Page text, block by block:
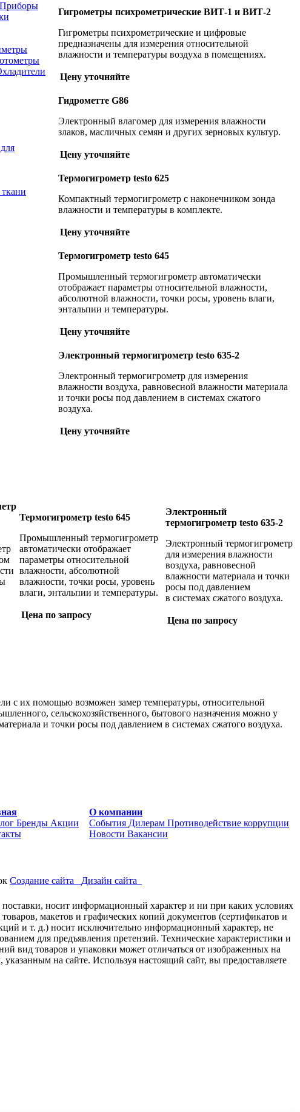
Приборы
Гигрометры психрометрические ВИТ-1 и ВИТ-2
Гигрометры психрометрические и цифровые
предназначены для измерения относительной
влажности и температуры воздуха в помещениях.
Цену уточняйте
Гидрометте G86
Электронный влагомер для измерения влажности
злаков, масличных семян и других зерновых культур.
Цену уточняйте
Термогигрометр testo 625
Компактный термогигрометр с наконечником зонда
влажности и температуры в комплекте.
Цену уточняйте
Термогигрометр testo 645
Промышленный термогигрометр автоматически
отображает параметры относительной влажности,
абсолютной влажности, точки росы, уровень влаги,
энтальпии и температуры.
Цену уточняйте
Электронный термогигрометр testo 635-2
Электронный термогигрометр для измерения
влажности воздуха, равновесной влажности материала
и точки росы под давлением в системах сжатого
воздуха.
Цену уточняйте
Термогигрометр testo 645
Промышленный термогигрометр
автоматически отображает
параметры относительной
влажности, абсолютной
влажности, точки росы, уровень
влаги, энтальпии и температуры.
Цена по запросу
Электронный
термогигрометр testo 635-2
Электронный термогигрометр
для измерения влажности
воздуха, равновесной
влажности материала и точки
росы под давлением
в системах сжатого воздуха.
Цена по запросу
с их помощью возможен замер температуры, относительной
сельскохозяйственного, бытового назначения можно у
и точки росы под давлением в системах сжатого воздуха.
Бренды Акции
О компании
События Дилерам Противодействие коррупции
Новости Вакансии
Создание сайта Дизайн сайта
носит информационный характер и ни при каких условиях
макетов и графических копий документов (сертификатов и
и т. д.) носит исключительно информационный характер, не
для предъявления претензий. Технические характеристики и
вид товаров и упаковки может отличаться от изображенных на
на сайте. Используя настоящий сайт, вы предоставляете